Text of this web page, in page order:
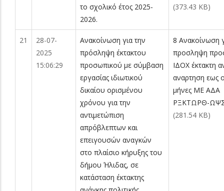
το σχολικό έτος 2025-
2026.
(373.43 KB)
21
28-07-
2025
15:06:29
Ανακοίνωση για την
πρόσληψη έκτακτου
προσωπικού με σύμβαση
εργασίας ιδιωτικού
δικαίου ορισμένου
χρόνου για την
αντιμετώπιση
απρόβλεπτων και
επειγουσών αναγκών
στο πλαίσιο κήρυξης του
δήμου Ήλιδας, σε
κατάσταση έκτακτης
8 Ανακοίνωση
προσληψη
ΙΔΟΧ έκτακτη
αναρτηση εως
μήνες ΜΕ ΑΔΑ
ΡΞΚΤΩΡΘ-
(281.54 KB)